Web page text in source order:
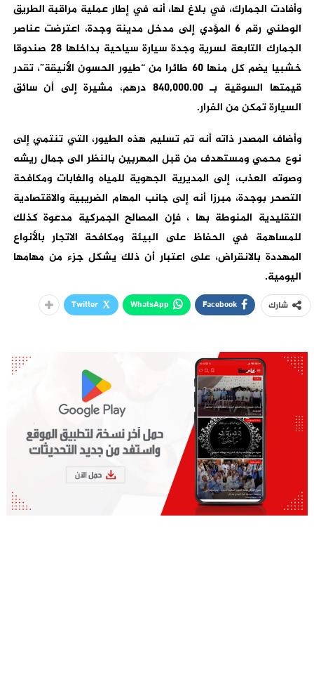
وأفادت الجمارك، في بلاغ لها، أنه في إطار عملية مراقبة الطريق
الوطني رقم 6 المؤدي إلى مدخل مدينة وجدة، اعترضت عناصر
الجمارك التابعة لسرية وجدة سيارة سياحية بداخلها 28 صندوقا
خشبيا يضم كل منها 60 طائرا من “طيور الحسون الأنيقة”، تقدر
قيمتها السوقية بـ 840,000.00 درهم، مشيرة إلى أن سائق
السيارة تمكن من الفرار.
وأضاف المصدر ذاته أنه تم تسليم هذه الطيور، التي تنتمي إلى
نوع محمي ومستهدف من قبل المهربين بالنظر الى جمال ريشه
وصوته العذب، إلى المديرية الجهوية للمياه والغابات ومكافحة
التصحر بوجدة، مبرزا أنه إلى جانب المهام الضريبية والاقتصادية
التقليدية المنوطة بها ، فإن المصالح الجمركية مدعوة كذلك
للمساهمة في الحفاظ على البيئة ومكافحة الاتجار بالأنواع
المهددة بالانقراض، على اعتبار أن ذلك يشكل جزء من مهامها
اليومية.
شارك Facebook
WhatsApp
Twitter